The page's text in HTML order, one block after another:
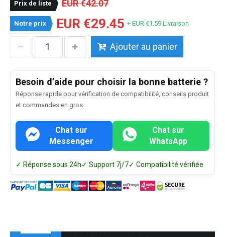
Prix de liste EUR €42.07
Notre prix EUR €29.45 + EUR €1.59 Livraison
Ajouter au panier
Besoin d’aide pour choisir la bonne batterie ?
Réponse rapide pour vérification de compatibilité, conseils produit
et commandes en gros.
Chat sur
Messenger
Chat sur
WhatsApp
✓ Réponse sous 24h✓ Support 7j/7✓ Compatibilité vérifiée